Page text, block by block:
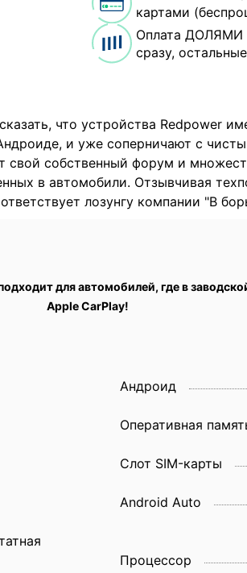
картами
Оплата ДОЛЯМИ
сразу,
что устройства Redpower
и уже соперничают с
свой собственный форум и
в автомобили. Отзывчивая
лозунгу компании "В
одходит для автомобилей, где в
Apple CarPlay!
Андроид
Оперативная
Слот SIM-карты
Android Auto
Процессор